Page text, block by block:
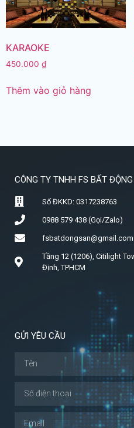
KARAOKE
450.000 ₫
Thêm vào giỏ hàng
CÔNG TY TNHH FS BẤT
Số ĐKKD: 0317238763
0988 579 438 (Gọi/Zalo)
fsbatdongsan@gmail.com
Tầng 12 (1206), Citilight
Định, TPHCM
GỬI YÊU CẦU